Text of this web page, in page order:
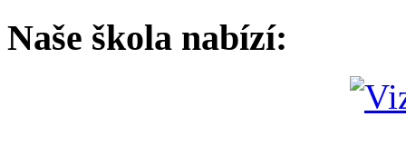
Naše škola nabízí: